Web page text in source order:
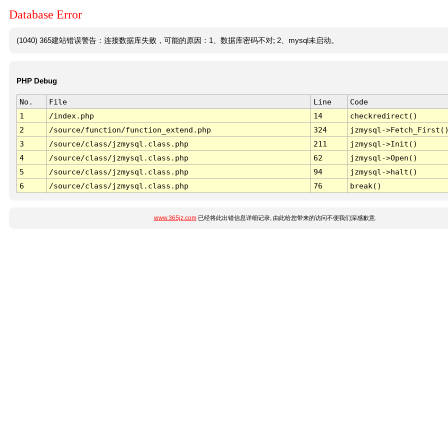
Database Error
(1040) 365建站错误警告：连接数据库失败，可能的原因：1、数据库密码不对; 2、mysql未启动。
PHP Debug
No. File Line
Code
1
/index.php 14
checkredirect()
2
/source/function/function_extend.php 324
jzmysql-
3
/source/class/jzmysql.class.php 211
jzmysql->Init()
4
/source/class/jzmysql.class.php 62
jzmysql->Open()
5
/source/class/jzmysql.class.php 94
jzmysql->halt()
6
/source/class/jzmysql.class.php 76 break()
www.365jz.com已经将此出错信息详细记录, 由此给您带来的访问不便我们深感歉意.